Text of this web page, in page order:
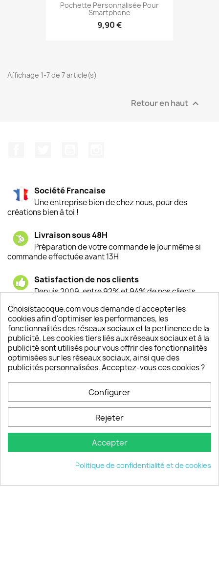
Pochette Personnalisée Pour
Smartphone
9,90 €
Affichage 1-7 de 7 article(s)
Retour en haut 
Société Francaise
Une entreprise bien de chez nous, pour des
créations bien à toi !
Livraison sous 48H
Préparation de votre commande le jour même si
commande effectuée avant 13H
Satisfaction de nos clients
Depuis 2009, entre 92% et 94% de nos clients
Un SAV à votre écoute
Notre SAV est disponible 6/7J de 10h à 18H
INFORMATIONS 
VOTRE COMPTE 
INFORMATIONS keyboard_arrow_down
© 2026 - choisistacoque.com
Choisistacoque.com vous demande d'accepter les
cookies afin d'optimiser les performances, les
fonctionnalités des réseaux sociaux et la pertinence de la
publicité. Les cookies tiers liés aux réseaux sociaux et à la
publicité sont utilisés pour vous offrir des fonctionnalités
optimisées sur les réseaux sociaux, ainsi que des
publicités personnalisées. Acceptez-vous ces cookies ?
Configurer
Rejeter
Accepter
Politique de confidentialité et de cookies